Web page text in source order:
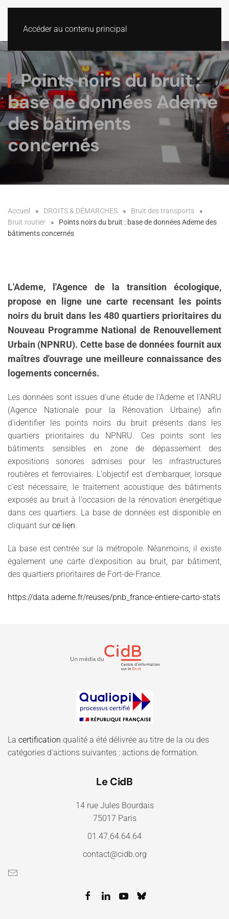
Accéder au contenu principal
Points noirs du bruit :
base de données Ademe
des bâtiments
concernés
Accueil DROITS & DÉMARCHES
Bruit des transports
Bruit routier
Points noirs du bruit : base de données Ademe des
bâtiments concernés
L'Ademe, l'Agence de la transition écologique,
propose en ligne une carte recensant les points
noirs du bruit dans les 480 quartiers prioritaires du
Nouveau Programme National de Renouvellement
Urbain (NPNRU). Cette base de données fournit aux
maîtres d'ouvrage une meilleure connaissance des
logements concernés.
Les données sont issues d'une étude de l'Ademe et l'ANRU
(Agence Nationale pour la Rénovation Urbaine) afin
d'identifier les points noirs du bruit présents dans les
quartiers prioritaires du NPNRU. Ces points sont les
bâtiments sensibles en zone de dépassement des
expositions sonores admises pour les infrastructures
routières et ferroviaires. L'objectif est d'embarquer, lorsque
c'est nécessaire, le traitement acoustique des bâtiments
exposés au bruit à l'occasion de la rénovation énergétique
dans ces quartiers. La base de données est disponible en
cliquant sur ce lien.
La base est centrée sur la métropole. Néanmoins, il existe
également une carte d'exposition au bruit, par bâtiment,
des quartiers prioritaires de Fort-de-France.
https://data.ademe.fr/reuses/pnb_france-entiere-carto-stats
La certification qualité a été délivrée au titre de la ou des
catégories d'actions suivantes : actions de formation.
Le CidB
14 rue Jules Bourdais
75017 Paris
01.47.64.64.64
contact@cidb.org